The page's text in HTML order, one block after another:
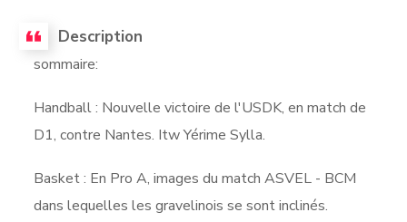
Description
sommaire:
Handball : Nouvelle victoire de l'USDK, en match de
D1, contre Nantes. Itw Yérime Sylla.
Basket : En Pro A, images du match ASVEL - BCM
dans lequelles les gravelinois se sont inclinés.